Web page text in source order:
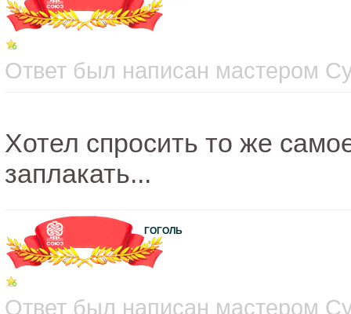
Ответ был написан мастером
Хотел спросить то же
заплакать...
ГОГОЛЬ
Ответ был написан мастером